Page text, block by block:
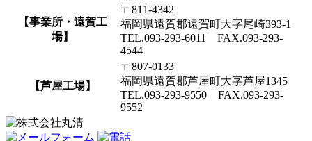
【事業所・遠賀工
場】
〒811-4342
福岡県遠賀郡遠賀町大字尾崎393-1
TEL.093-293-6011 FAX.093-293-
4544
【芦屋工場】
〒807-0133
福岡県遠賀郡芦屋町大字芦屋1345
TEL.093-293-9550 FAX.093-293-
9552